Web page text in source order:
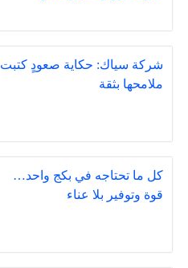
شركة سياك: حكاية صعودٍ كتبت
ملامحها بثقة
كل ما تحتاجه في بكج واحد…
قوة وتوفير بلا عناء